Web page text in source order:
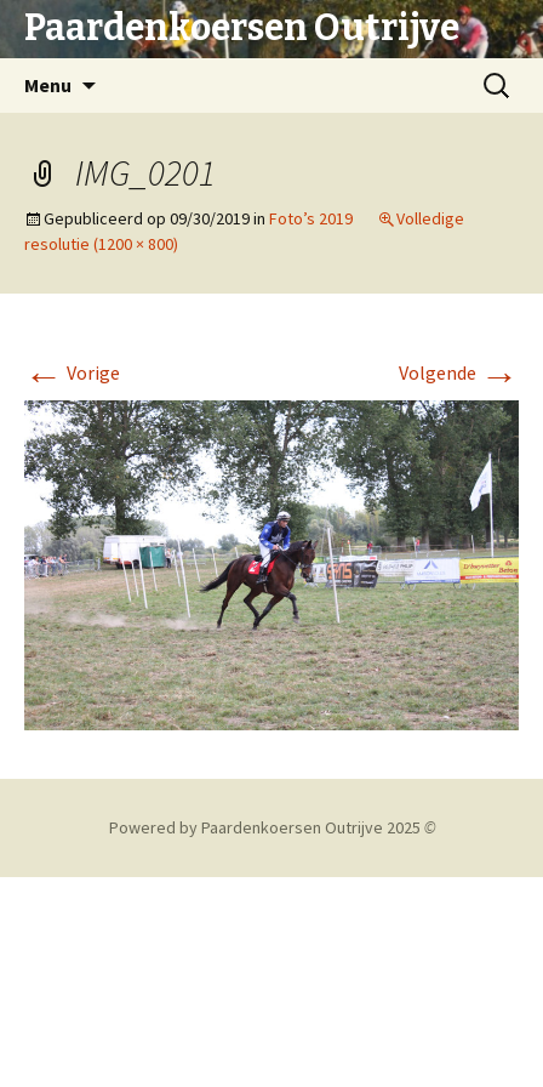
Paardenkoersen Outrijve
Menu
Zoeken
naar:
IMG_0201
Gepubliceerd op 09/30/2019in Foto’s 2019
Volledige
resolutie (1200 × 800)
← Vorige Volgende →
Powered by Paardenkoersen Outrijve 2025 ©